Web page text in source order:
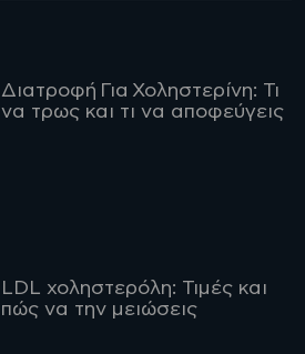
Διατροφή Για Χοληστερίνη: Τι
να τρως και τι να αποφεύγεις
LDL χοληστερόλη: Τιμές και
πώς να την μειώσεις